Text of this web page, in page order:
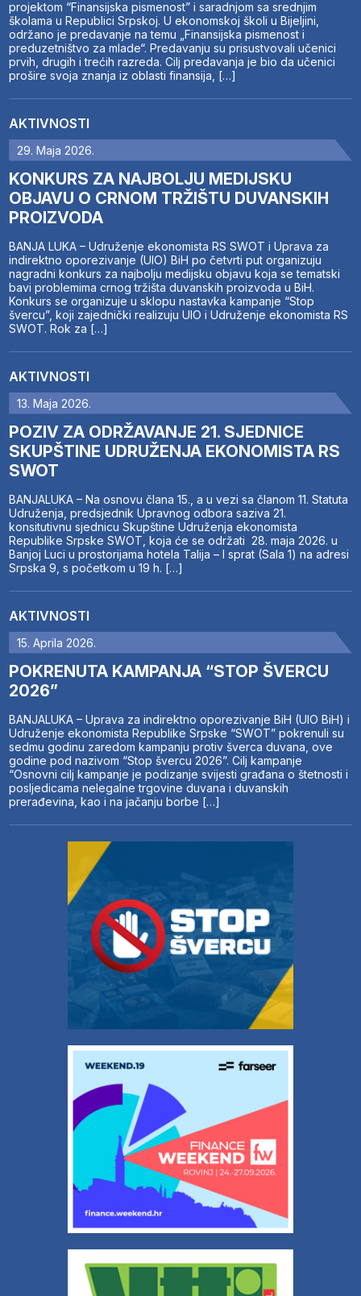
projektom “Finansijska pismenost” i saradnjom sa srednjim
školama u Republici Srpskoj. U ekonomskoj školi u Bijeljini,
održano je predavanje na temu „Finansijska pismenost i
preduzetništvo za mlade“. Predavanju su prisustvovali učenici
prvih, drugih i trećih razreda. Cilj predavanja je bio da učenici
prošire svoja znanja iz oblasti finansija, […]
AKTIVNOSTI
29. Maja 2026.
KONKURS ZA NAJBOLJU MEDIJSKU
OBJAVU O CRNOM TRŽIŠTU DUVANSKIH
PROIZVODA
BANJA LUKA – Udruženje ekonomista RS SWOT i Uprava za
indirektno oporezivanje (UIO) BiH po četvrti put organizuju
nagradni konkurs za najbolju medijsku objavu koja se tematski
bavi problemima crnog tržišta duvanskih proizvoda u BiH.
Konkurs se organizuje u sklopu nastavka kampanje “Stop
švercu”, koji zajednički realizuju UIO i Udruženje ekonomista RS
SWOT. Rok za […]
AKTIVNOSTI
13. Maja 2026.
POZIV ZA ODRŽAVANJE 21. SJEDNICE
SKUPŠTINE UDRUŽENJA EKONOMISTA RS
SWOT
BANJALUKA – Na osnovu člana 15., a u vezi sa članom 11. Statuta
Udruženja, predsjednik Upravnog odbora saziva 21.
konsitutivnu sjednicu Skupštine Udruženja ekonomista
Republike Srpske SWOT, koja će se održati 28. maja 2026. u
Banjoj Luci u prostorijama hotela Talija – I sprat (Sala 1) na adresi
Srpska 9, s početkom u 19 h. […]
AKTIVNOSTI
15. Aprila 2026.
POKRENUTA KAMPANJA “STOP ŠVERCU
2026”
BANJALUKA – Uprava za indirektno oporezivanje BiH (UIO BiH) i
Udruženje ekonomista Republike Srpske “SWOT” pokrenuli su
sedmu godinu zaredom kampanju protiv šverca duvana, ove
godine pod nazivom “Stop švercu 2026”. Cilj kampanje
“Osnovni cilj kampanje je podizanje svijesti građana o štetnosti i
posljedicama nelegalne trgovine duvana i duvanskih
prerađevina, kao i na jačanju borbe […]